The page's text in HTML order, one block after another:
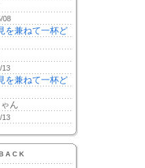
08
を兼ねて一杯ど
13
を兼ねて一杯ど
ん
13